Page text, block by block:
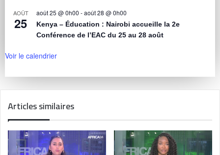
AOÛT
25
août 25 @ 0h00 -août 28 @ 0h00
Kenya – Éducation : Nairobi accueille la 2e
Conférence de l’EAC du 25 au 28 août
Voir le calendrier
Articles similaires